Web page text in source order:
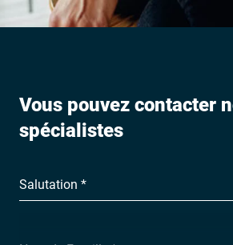
Vous pouvez contacter
spécialistes
Salutation *